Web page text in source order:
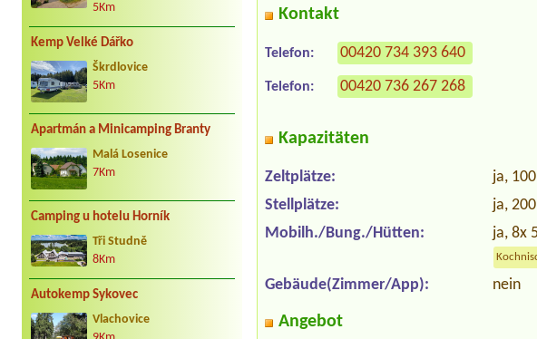
5Km
Kemp Velké Dářko
Škrdlovice
5Km
Apartmán a Minicamping Branty
Malá Losenice
7Km
Camping u hotelu Horník
Tři Studně
8Km
Autokemp Sykovec
Vlachovice
Kontakt
Telefon: 00420 734 393 640
Telefon: 00420 736 267 268
Kapazitäten
Zeltplätze:
ja,
Stellplätze:
ja,
Mobilh./Bung./Hütten:
ja, 8x
Gebäude(Zimmer/App): nein
Angebot